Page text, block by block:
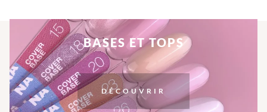
BASES ET TOPS
DÉCOUVRIR